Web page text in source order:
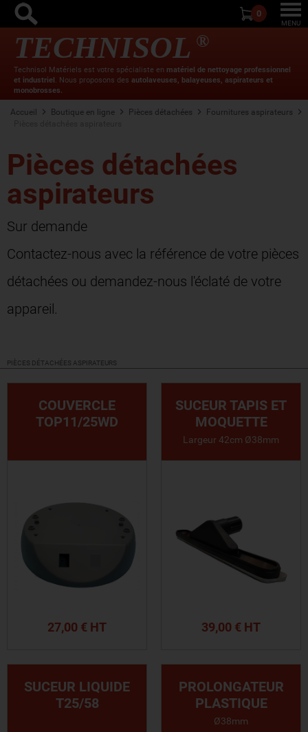
0
MENU
TECHNISOL ®
Technisol Matériels est votre spécialiste en matériel de nettoyage professionnel
et industriel. Nous proposons des autolaveuses, balayeuses, aspirateurs et
monobrosses.
Accueil Boutique en ligne Pièces détachées
Fournitures aspirateurs
Pièces détachées
aspirateurs
Sur demande
Contactez-nous avec la référence de votre pièces
détachées ou demandez-nous l'éclaté de votre
appareil.
PIÈCES DÉTACHÉES ASPIRATEURS
COUVERCLE
TOP11/25WD
27,00 € HT
SUCEUR TAPIS ET
MOQUETTE
Largeur 42cm Ø38mm
39,00 € HT
SUCEUR LIQUIDE
T25/58
PROLONGATEUR
PLASTIQUE
Ø38mm